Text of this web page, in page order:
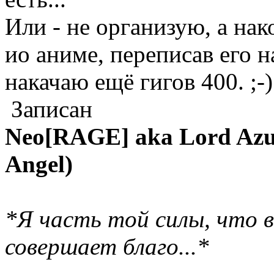
Или - не организую, а
ио аниме, переписав его
накачаю ещё гигов 400. ;-)
Записан
Neo[RAGE] aka Lord
Angel)
*Я часть той силы, что
совершает благо...*